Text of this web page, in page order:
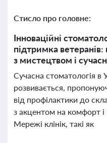
Стисло про головне:
Інноваційні
підтримка
з мистецтвом і
Сучасна стоматологія в
розвивається,
від профілактики до
з акцентом на комфорт і
Мережі клінік, такі як